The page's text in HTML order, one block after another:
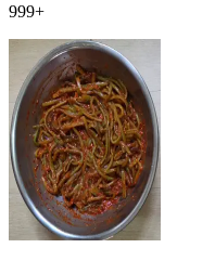
999+